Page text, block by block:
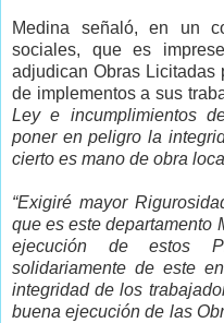
Medina señaló, en un
sociales, que es
adjudican Obras
de implementos a sus
Ley e incumplimientos
poner en peligro la
cierto es mano de obra
“Exigiré mayor
que es este departamento
ejecución de estos
solidariamente de este
integridad de los
buena ejecución de las